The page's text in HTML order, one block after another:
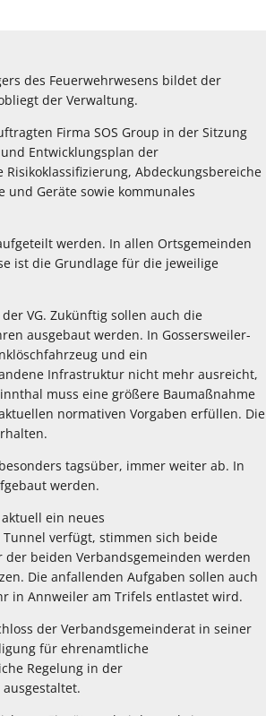
des Feuerwehrwesens bildet der
der Verwaltung.
Firma SOS Group in der Sitzung
Entwicklungsplan der
Abdeckungsbereiche
und Geräte sowie kommunales
werden. In allen Ortsgemeinden
ist die Grundlage für die jeweilige
VG. Zukünftig sollen auch die
ausgebaut werden. In Gossersweiler-
und ein
Infrastruktur nicht mehr ausreicht,
muss eine größere Baumaßnahme
normativen Vorgaben erfüllen. Die
tagsüber, immer weiter ab. In
werden.
ein neues
verfügt, stimmen sich beide
beiden Verbandsgemeinden werden
Die anfallenden Aufgaben sollen auch
in Annweiler am Trifels entlastet wird.
der Verbandsgemeinderat in seiner
für ehrenamtliche
Regelung in der